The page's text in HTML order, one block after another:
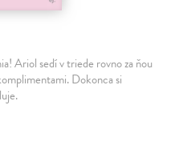
Ariol sedí v triede rovno za ňou
Dokonca si